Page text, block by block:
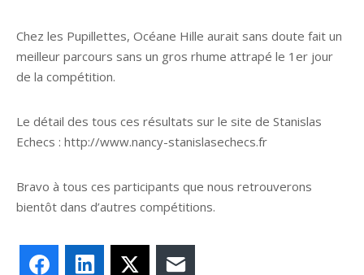
Chez les Pupillettes, Océane Hille aurait sans doute fait un
meilleur parcours sans un gros rhume attrapé le 1er jour
de la compétition.
Le détail des tous ces résultats sur le site de Stanislas
Echecs : http://www.nancy-stanislasechecs.fr
Bravo à tous ces participants que nous retrouverons
bientôt dans d’autres compétitions.
FacebookLinkedIn